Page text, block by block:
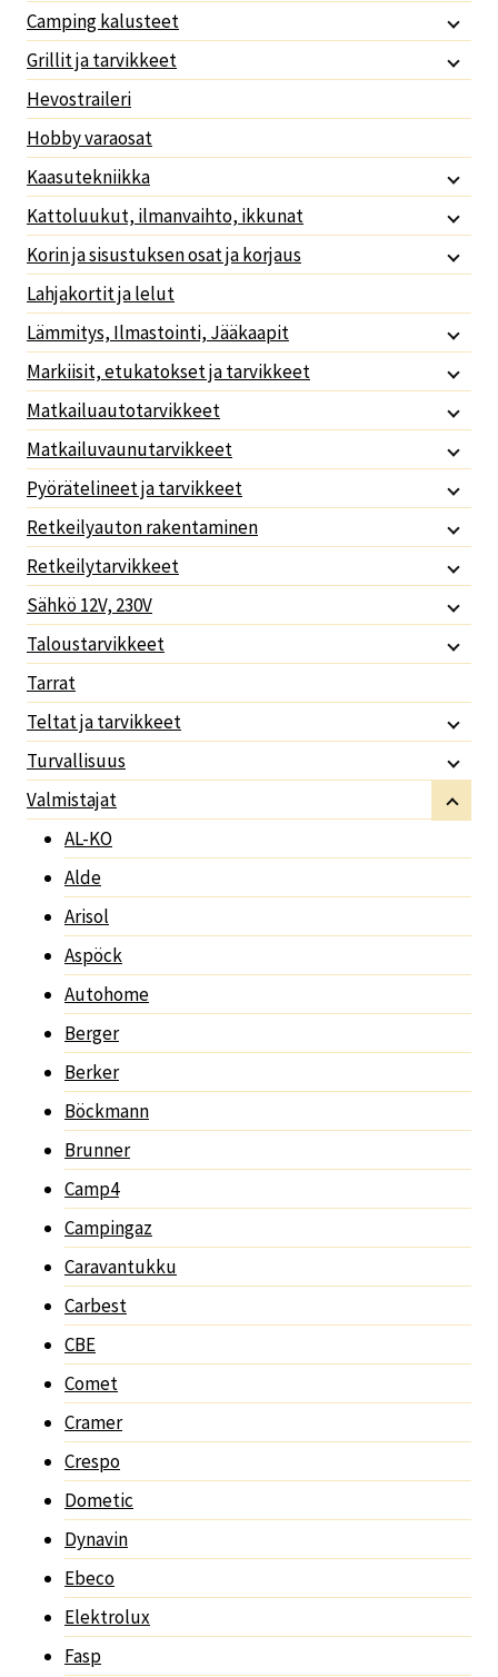
Camping kalusteet
Grillit ja tarvikkeet
Hevostraileri
Hobby varaosat
Kaasutekniikka
Kattoluukut, ilmanvaihto, ikkunat
Korin ja sisustuksen osat ja korjaus
Lahjakortit ja lelut
Lämmitys, Ilmastointi, Jääkaapit
Markiisit, etukatokset ja tarvikkeet
Matkailuautotarvikkeet
Matkailuvaunutarvikkeet
Pyörätelineet ja tarvikkeet
Retkeilyauton rakentaminen
Retkeilytarvikkeet
Sähkö 12V, 230V
Taloustarvikkeet
Tarrat
Teltat ja tarvikkeet
Turvallisuus
Valmistajat
AL-KO
Alde
Arisol
Aspöck
Autohome
Berger
Berker
Böckmann
Brunner
Camp4
Campingaz
Caravantukku
Carbest
CBE
Comet
Cramer
Crespo
Dometic
Dynavin
Ebeco
Elektrolux
Fasp